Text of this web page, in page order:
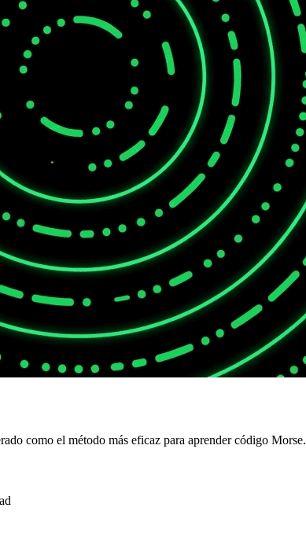
como el método más eficaz para aprender código Morse.